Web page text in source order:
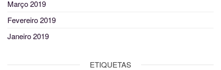
Março 2019
Fevereiro 2019
Janeiro 2019
ETIQUETAS